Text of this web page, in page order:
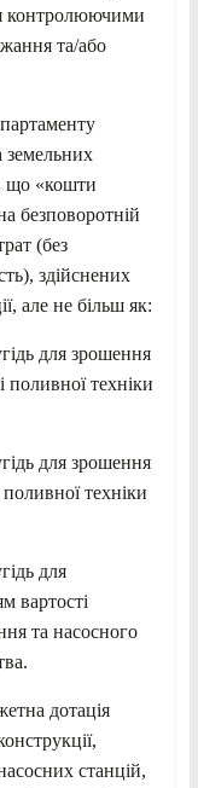
контролюючими
та/або
земельних
що «кошти
безповоротній
(без
здійснених
але не більш як:
для зрошення
поливної техніки
для зрошення
техніки
для
вартості
та насосного
дотація
станцій,